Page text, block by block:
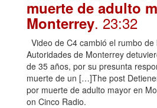
muerte de adulto
Monterrey. 23:32
Video de C4 cambió el rumbo de
Autoridades de Monterrey
de 35 años, por su presunta
muerte de un […]The post
por muerte de adulto mayor en
on Cinco Radio.